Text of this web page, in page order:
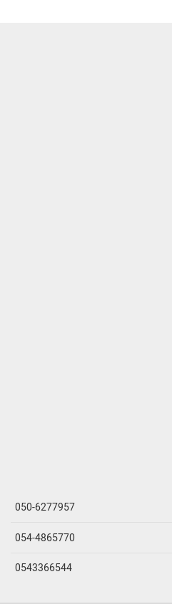
050-6277957
054-4865770
0543366544